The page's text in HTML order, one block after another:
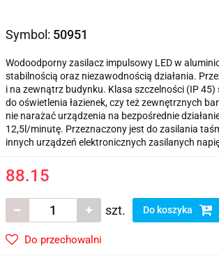
Symbol: 50951
Wodoodporny zasilacz impulsowy LED w
stabilnością oraz niezawodnością działania.
i na zewnątrz budynku. Klasa szczelności (IP
do oświetlenia łazienek, czy też zewnętrznych
nie narażać urządzenia na bezpośrednie
12,5l/minutę. Przeznaczony jest do zasilania
innych urządzeń elektronicznych zasilanych
88.15
szt. Do koszyka
Do przechowalni